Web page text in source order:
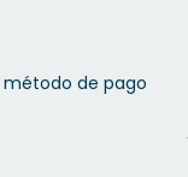
método de pago